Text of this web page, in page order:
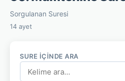
Sorgulanan Suresi
14 ayet
SURE İÇINDE ARA